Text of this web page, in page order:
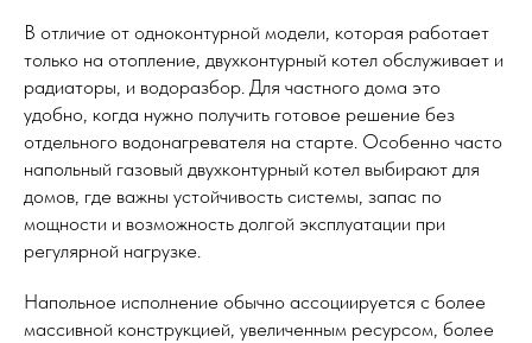
В отличие от одноконтурной модели, которая работает
только на отопление, двухконтурный котел обслуживает и
радиаторы, и водоразбор. Для частного дома это
удобно, когда нужно получить готовое решение без
отдельного водонагревателя на старте. Особенно часто
напольный газовый двухконтурный котел выбирают для
домов, где важны устойчивость системы, запас по
мощности и возможность долгой эксплуатации при
регулярной нагрузке.
Напольное исполнение обычно ассоциируется с более
массивной конструкцией, увеличенным ресурсом, более